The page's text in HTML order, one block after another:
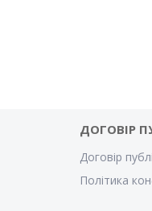
ДОГОВІР
Договір
Політика